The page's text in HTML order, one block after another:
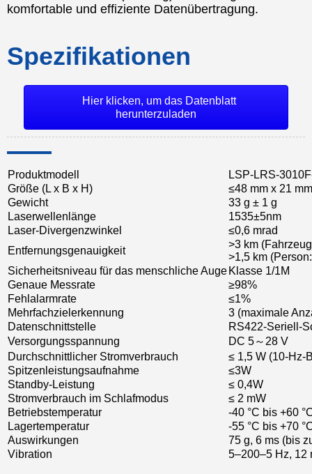
komfortable und effiziente Datenübertragung.
Spezifikationen
Hier klicken, um das Datenblatt
herunterzuladen
Produktmodell
LSP-LRS-
Größe (L x B x H)
≤48 mm x 21
Gewicht
33 g ± 1 g
Laserwellenlänge
1535±5nm
Laser-Divergenzwinkel
≤0,6 mrad
Entfernungsgenauigkeit
>3 km
>1,5 km
Sicherheitsniveau für das menschliche Auge Klasse 1/1M
Genaue Messrate
≥98%
Fehlalarmrate
≤1%
Mehrfachzielerkennung
3 (maximale
Datenschnittstelle
RS422-Seriell-
Versorgungsspannung
DC 5～28 V
Durchschnittlicher Stromverbrauch
≤ 1,5 W (10-Hz-
Spitzenleistungsaufnahme
≤3W
Standby-Leistung
≤ 0,4W
Stromverbrauch im Schlafmodus
≤ 2 mW
Betriebstemperatur
-40 °C bis +60
Lagertemperatur
-55 °C bis +70
Auswirkungen
75 g, 6 ms (bis
Vibration
5–200–5 Hz, 12